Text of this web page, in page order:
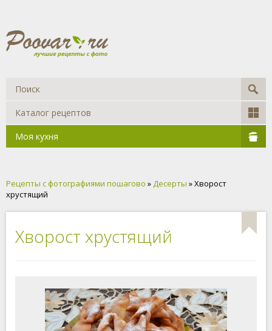
Каталог рецептов
Моя кухня
Рецепты с фотографиями пошагово »Десерты » Хворост
хрустящий
Хворост хрустящий